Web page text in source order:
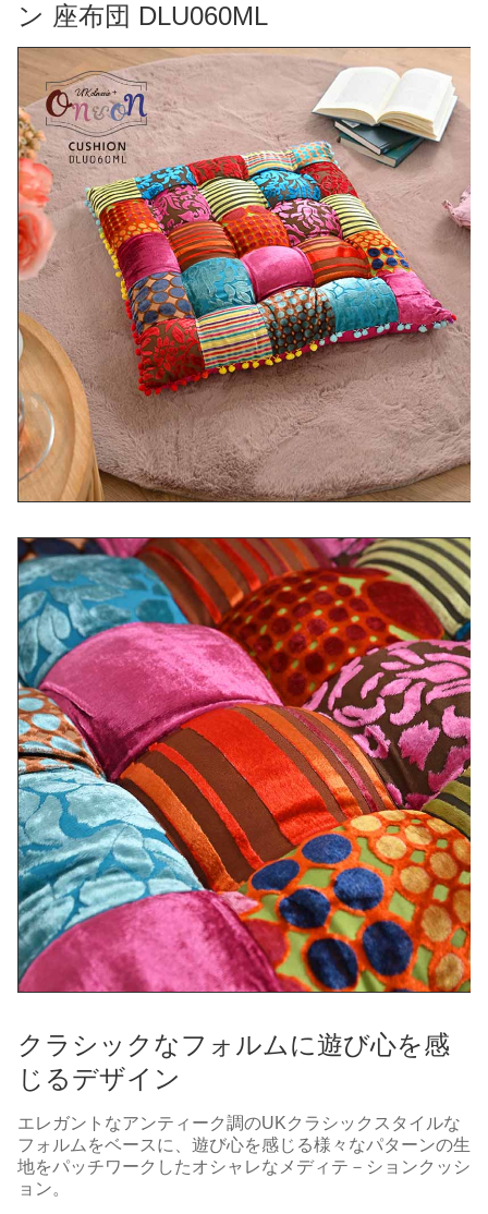
ン 座布団 DLU060ML
クラシックなフォルムに遊び心を感
じるデザイン
エレガントなアンティーク調のUKクラシックスタイルな
フォルムをベースに、遊び心を感じる様々なパターンの生
地をパッチワークしたオシャレなメディテ－ションクッシ
ョン。